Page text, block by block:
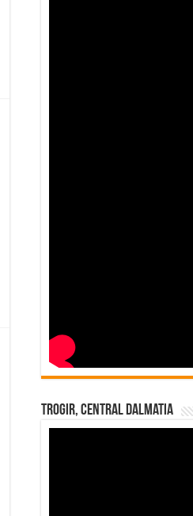
Trogir, Central Dalmatia